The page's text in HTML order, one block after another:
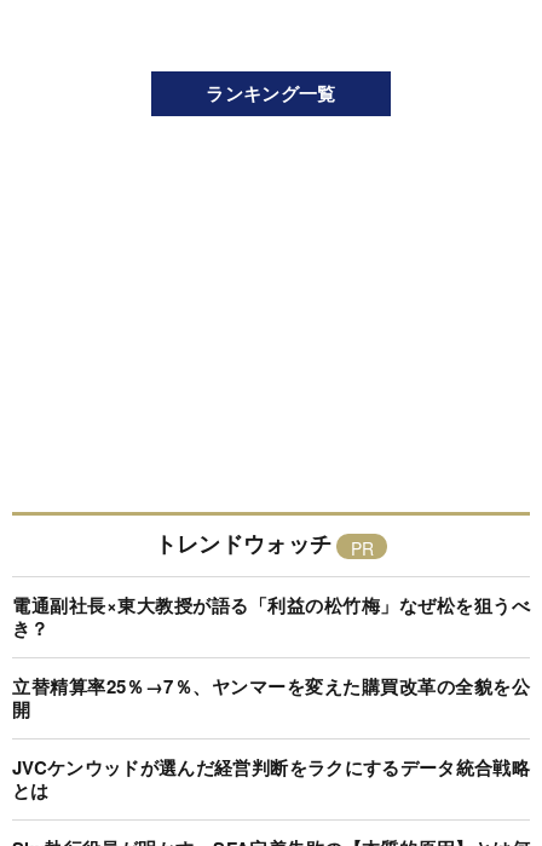
ランキング一覧
トレンドウォッチ
電通副社長×東大教授が語る「利益の松竹梅」なぜ松を狙うべ
き？
立替精算率25％→7％、ヤンマーを変えた購買改革の全貌を公
開
JVCケンウッドが選んだ経営判断をラクにするデータ統合戦略
とは